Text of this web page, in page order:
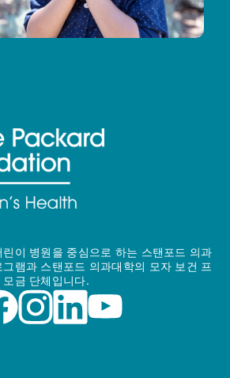
이 병원을 중심으로 하는 스탠포드 의과
램과 스탠포드 의과대학의 모자 보건 프
금 단체입니다.